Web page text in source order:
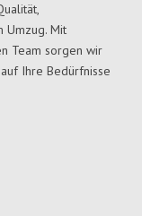
Umzug. Mit
Team sorgen wir
Ihre Bedürfnisse